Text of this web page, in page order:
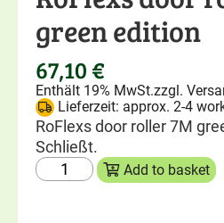
zzgl.Versand
green edition
67,10 €
Enthält 19% MwSt.zzgl.
Lieferzeit: approx. 2-4
RoFlexs door roller 7M
Schließt.
Add to basket